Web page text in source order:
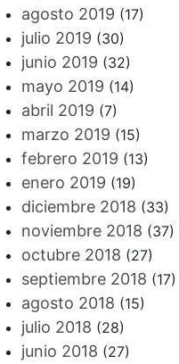
agosto 2019 (17)
julio 2019 (30)
junio 2019 (32)
mayo 2019 (14)
abril 2019 (7)
marzo 2019 (15)
febrero 2019 (13)
enero 2019 (19)
diciembre 2018 (33)
noviembre 2018 (37)
octubre 2018 (27)
septiembre 2018 (17)
agosto 2018 (15)
julio 2018 (28)
junio 2018 (27)